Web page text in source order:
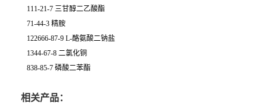
111-21-7 三甘醇二乙酸酯
71-44-3 精胺
122666-87-9 L-酪氨酸二钠盐
1344-67-8 二氯化铜
838-85-7 磷酸二苯酯
相关产品：